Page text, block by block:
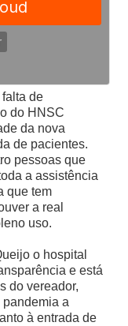
de
do HNSC
da nova
de pacientes.
pessoas que
a assistência
que tem
a real
uso.
o hospital
e está
do vereador,
pandemia a
à entrada de